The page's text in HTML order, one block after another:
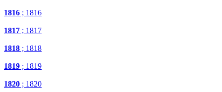
1816 ; 1816
1817 ; 1817
1818 ; 1818
1819 ; 1819
1820 ; 1820